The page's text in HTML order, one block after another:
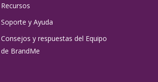
Recursos
Soporte y Ayuda
Consejos y respuestas del Equipo
de BrandMe